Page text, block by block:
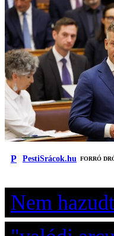
P PestiSrácok.hu FORRÓ
Nem